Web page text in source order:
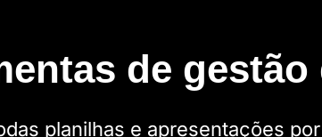
de gestão
planilhas e apresentações